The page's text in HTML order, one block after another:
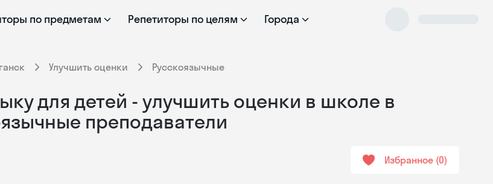
по предметам Репетиторы по целям Города
Улучшить оценки Русскоязычные
для детей - улучшить оценки в школе в
преподаватели
Избранное 0